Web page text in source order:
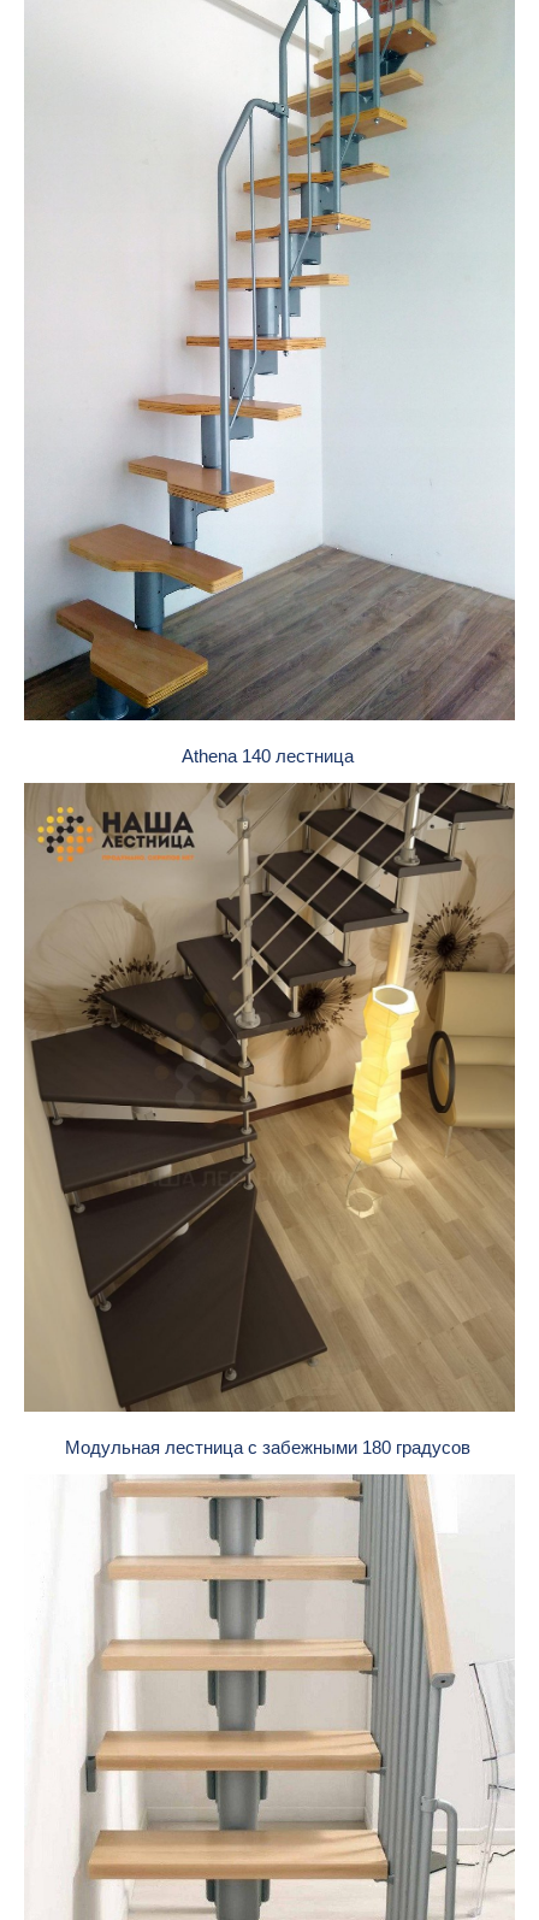
Athena 140 лестница
Модульная лестница с забежными 180 градусов